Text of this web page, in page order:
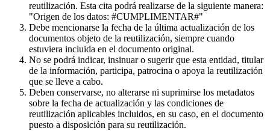
reutilización. Esta cita podrá realizarse de la siguiente manera:
"Origen de los datos: #CUMPLIMENTAR#"
Debe mencionarse la fecha de la última actualización de los
documentos objeto de la reutilización, siempre cuando
estuviera incluida en el documento original.
No se podrá indicar, insinuar o sugerir que esta entidad, titular
de la información, participa, patrocina o apoya la reutilización
que se lleve a cabo.
Deben conservarse, no alterarse ni suprimirse los metadatos
sobre la fecha de actualización y las condiciones de
reutilización aplicables incluidos, en su caso, en el documento
puesto a disposición para su reutilización.